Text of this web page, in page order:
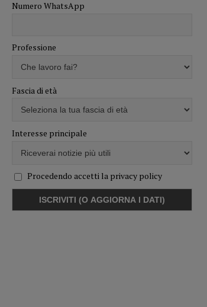
Numero WhatsApp
Professione
Fascia di età
Interesse principale
Procedendo accetti la privacy policy